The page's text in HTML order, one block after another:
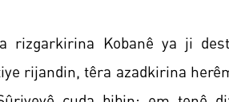
Kobanê ya ji
rijandin, têra azadkirina